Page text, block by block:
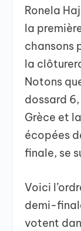
Ronela
la
chansons
la
Notons
dossard
Grèce et
écopées
finale, se
Voici
demi-
votent